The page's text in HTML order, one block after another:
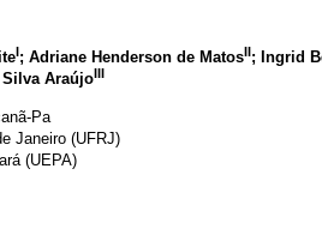
I; Adriane Henderson de MatosII; Ingrid
AraújoIII
Pa
Janeiro (UFRJ)
(UEPA)